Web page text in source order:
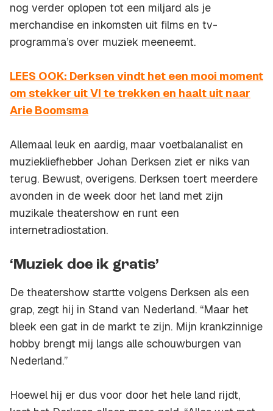
nog verder oplopen tot een miljard als je
merchandise en inkomsten uit films en tv-
programma’s over muziek meeneemt.
LEES OOK: Derksen vindt het een mooi moment
om stekker uit VI te trekken en haalt uit naar
Arie Boomsma
Allemaal leuk en aardig, maar voetbalanalist en
muziekliefhebber Johan Derksen ziet er niks van
terug. Bewust, overigens. Derksen toert meerdere
avonden in de week door het land met zijn
muzikale theatershow en runt een
internetradiostation.
‘Muziek doe ik gratis’
De theatershow startte volgens Derksen als een
grap, zegt hij in Stand van Nederland. “Maar het
bleek een gat in de markt te zijn. Mijn krankzinnige
hobby brengt mij langs alle schouwburgen van
Nederland.”
Hoewel hij er dus voor door het hele land rijdt,